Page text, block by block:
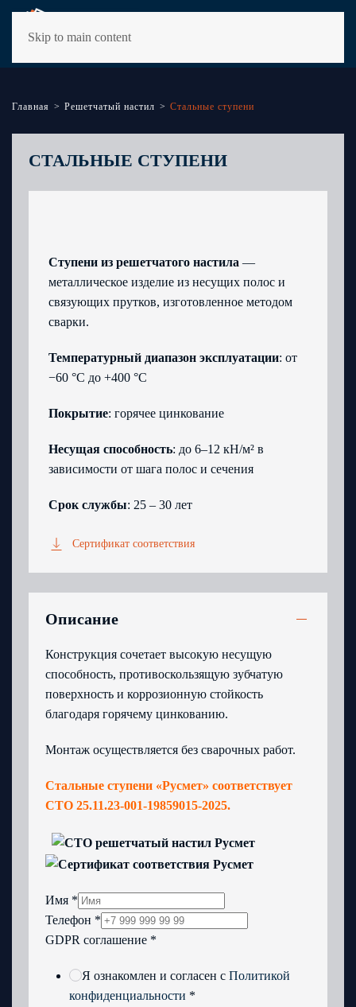
Skip to main content
Главная Решетчатый настил Стальные ступени
СТАЛЬНЫЕ СТУПЕНИ
Ступени из решетчатого настила —
металлическое изделие из несущих полос и
связующих прутков, изготовленное методом
сварки.
Температурный диапазон эксплуатации: от
−60 °C до +400 °C
Покрытие: горячее цинкование
Несущая способность: до 6–12 кН/м² в
зависимости от шага полос и сечения
Срок службы: 25 – 30 лет
Сертификат соответствия
Описание
Конструкция сочетает высокую несущую
способность, противоскользящую зубчатую
поверхность и коррозионную стойкость
благодаря горячему цинкованию.
Монтаж осуществляется без сварочных работ.
Стальные ступени «Русмет» соответствует
СТО 25.11.23-001-19859015-2025.
Имя *
Телефон *
GDPR соглашение *
Я ознакомлен и согласен с Политикой
конфиденциальности *